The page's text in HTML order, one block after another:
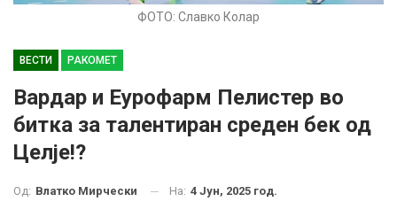
ФОТО: Славко Колар
ВЕСТИ РАКОМЕТ
Вардар и Еурофарм Пелистер во
битка за талентиран среден бек од
Целје!?
Од: Влатко Мирчески На: 4 Јун, 2025 год.